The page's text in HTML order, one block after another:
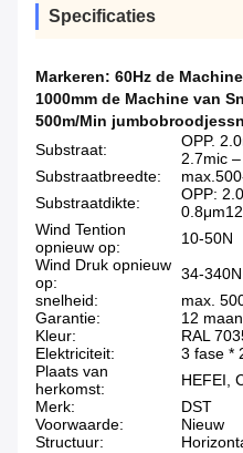
Specificaties
Markeren: 60Hz de
1000mm de Machine van
500m/Min
Substraat:
OPP.
2.7mic
Substraatbreedte:
Substraatdikte:
OPP:
Wind Tention
opnieuw op:
10-50N
Wind Druk opnieuw
op:
34-340N
snelheid:
max.
Garantie:
12
Kleur:
RAL
Elektriciteit:
3 fase *
Plaats van
herkomst:
HEFEI,
Merk:
DST
Voorwaarde:
Nieuw
Structuur: